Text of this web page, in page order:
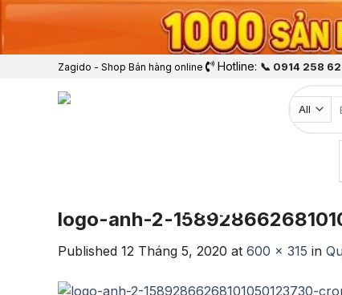
Zagido - Shop Bán hàng online Hotline: 📞 0914 258
logo-anh-2-
Published 12 Tháng 5, 2020 at 600 × 315 in